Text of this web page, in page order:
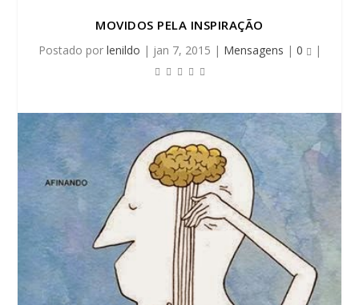
MOVIDOS PELA INSPIRAÇÃO
Postado por lenildo | jan 7, 2015 | Mensagens | 0 |